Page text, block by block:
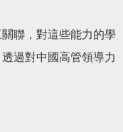
聯，對這些能力的學
過對中國高管領導力